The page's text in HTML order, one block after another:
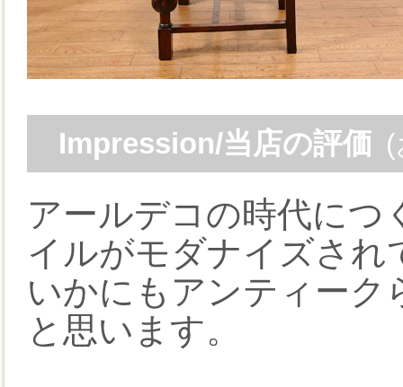
Impression/当店の評価
アールデコの時代につ
イルがモダナイズされ
いかにもアンティーク
と思います。